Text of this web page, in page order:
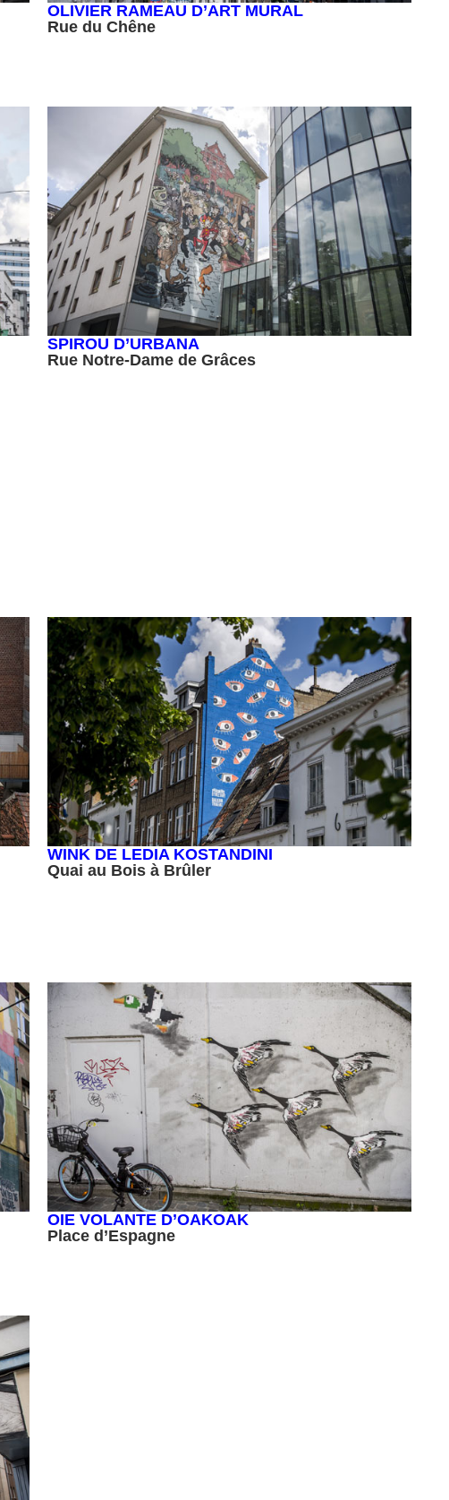
OLIVIER RAMEAU D’ART MURAL
Rue du Chêne
SPIROU D’URBANA
Rue Notre-Dame de Grâces
WINK DE LEDIA KOSTANDINI
Quai au Bois à Brûler
OIE VOLANTE D’OAKOAK
Place d’Espagne